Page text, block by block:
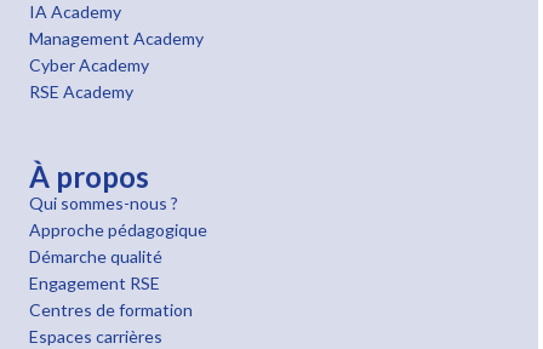
IA Academy
Management Academy
Cyber Academy
RSE Academy
À propos
Qui sommes-nous ?
Approche pédagogique
Démarche qualité
Engagement RSE
Centres de formation
Espaces carrières